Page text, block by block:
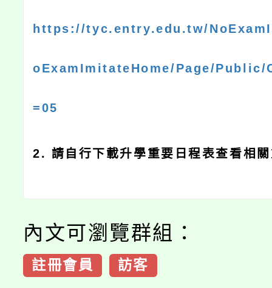
https://tyc.entry.edu.tw/
oExamImitateHome/Page/Public/
=05
2. 請自行下載升學重要日程表查看相
內文可瀏覽群組：
註冊會員 訪客